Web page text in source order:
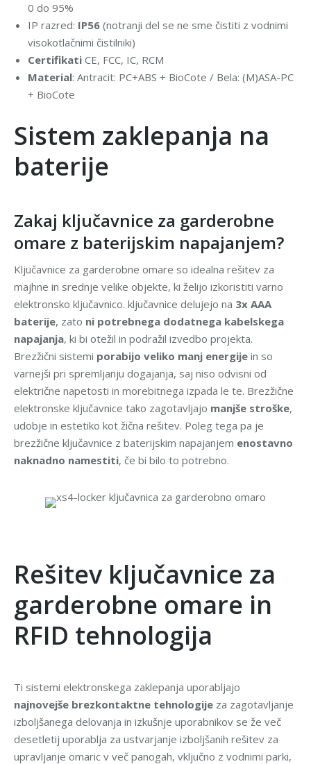
0 do 95%
IP razred: IP56 (notranji del se ne sme čistiti z vodnimi
visokotlačnimi čistilniki)
Certifikati CE, FCC, IC, RCM
Material: Antracit: PC+ABS + BioCote / Bela: (M)ASA-PC
+ BioCote
Sistem zaklepanja na
baterije
Zakaj ključavnice za garderobne
omare z baterijskim napajanjem?
Ključavnice za garderobne omare so idealna rešitev za
majhne in srednje velike objekte, ki želijo izkoristiti varno
elektronsko ključavnico. ključavnice delujejo na 3x AAA
baterije, zato ni potrebnega dodatnega kabelskega
napajanja, ki bi otežil in podražil izvedbo projekta.
Brezžični sistemi porabijo veliko manj energije in so
varnejši pri spremljanju dogajanja, saj niso odvisni od
električne napetosti in morebitnega izpada le te. Brezžične
elektronske ključavnice tako zagotavljajo manjše stroške,
udobje in estetiko kot žična rešitev. Poleg tega pa je
brezžične ključavnice z baterijskim napajanjem enostavno
naknadno namestiti, če bi bilo to potrebno.
Rešitev ključavnice za
garderobne omare in
RFID tehnologija
Ti sistemi elektronskega zaklepanja uporabljajo
najnovejše brezkontaktne tehnologije za zagotavljanje
izboljšanega delovanja in izkušnje uporabnikov se že več
desetletij uporablja za ustvarjanje izboljšanih rešitev za
upravljanje omaric v več panogah, vključno z vodnimi parki,